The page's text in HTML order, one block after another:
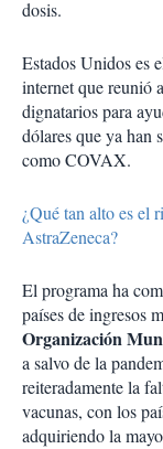
dosis.
Estados Unidos es
internet que reunió
dignatarios para
dólares que ya han
como COVAX.
¿Qué tan alto es el
AstraZeneca?
El programa ha
países de ingresos
Organización
a salvo de la
reiteradamente la
vacunas, con los
adquiriendo la